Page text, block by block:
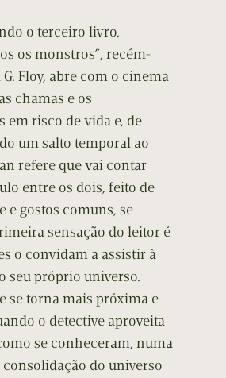
o terceiro livro,
os monstros”, recém-
Floy, abre com o cinema
chamas e os
em risco de vida e, de
um salto temporal ao
refere que vai contar
entre os dois, feito de
e gostos comuns, se
sensação do leitor é
o convidam a assistir à
seu próprio universo.
se torna mais próxima e
o detective aproveita
se conheceram, numa
consolidação do universo